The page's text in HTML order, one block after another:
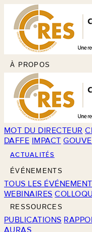
À PROPOS
MOT DU DIRECTEUR
DAFFE IMPACT
ACTUALITÉS
ÉVÉNEMENTS
TOUS LES
WEBINAIRES
RESSOURCES
PUBLICATIONS
AURAS